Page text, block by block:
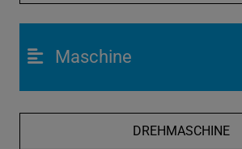
Maschine
DREHMASCHINE